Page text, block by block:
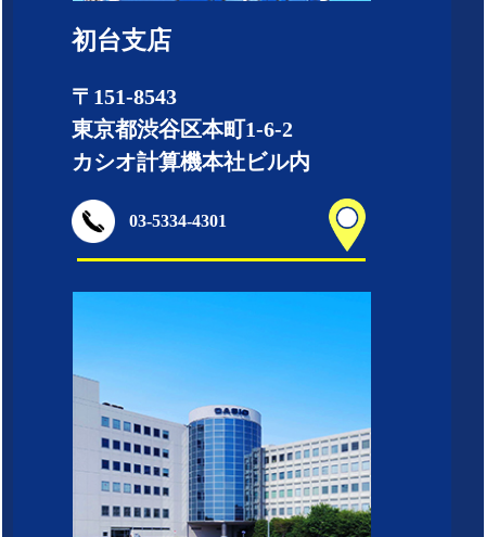
初台支店
〒151-8543
東京都渋谷区本町1-6-2
カシオ計算機本社ビル内
03-5334-4301